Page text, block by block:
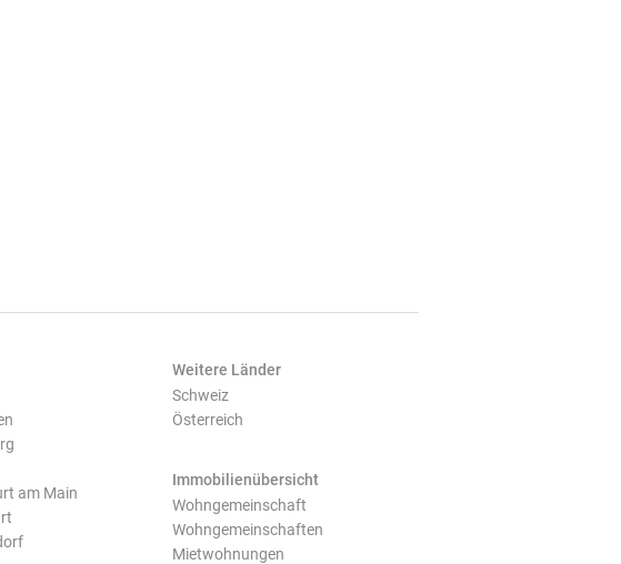
am Main
Weitere Länder
Schweiz
Österreich
Immobilienübersicht
Wohngemeinschaft
Wohngemeinschaften
Mietwohnungen